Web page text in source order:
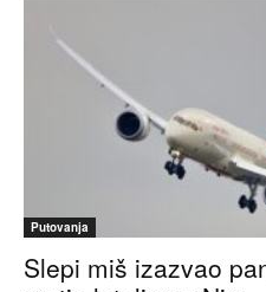
Putovanja
Slepi miš izazvao